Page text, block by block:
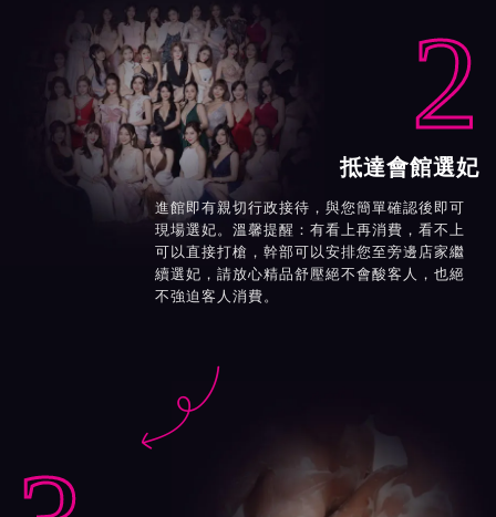
2
抵達會館選妃
進館即有親切行政接待，與您簡單確認後即可
現場選妃。溫馨提醒：有看上再消費，看不上
可以直接打槍，幹部可以安排您至旁邊店家繼
續選妃，請放心精品舒壓絕不會酸客人，也絕
不強迫客人消費。
